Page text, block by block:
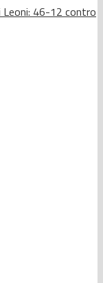
Leoni: 46-12 contro